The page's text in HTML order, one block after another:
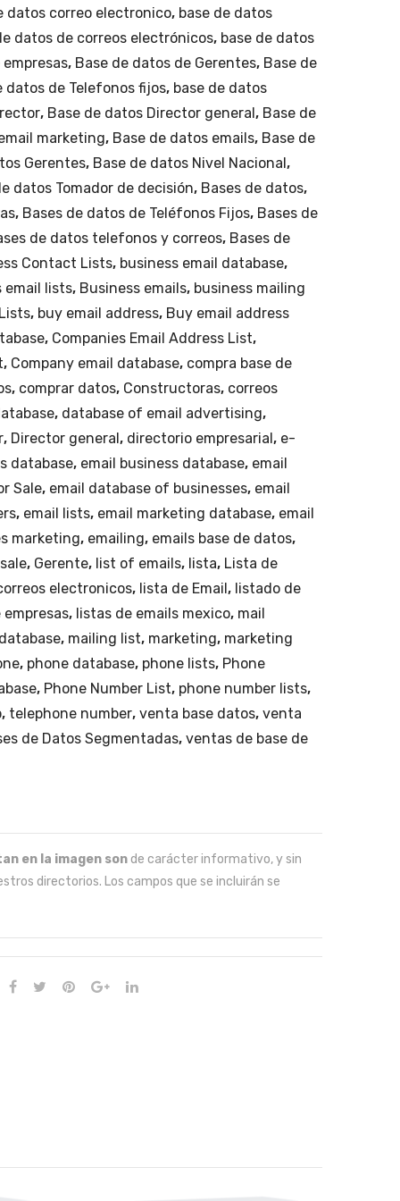
datos correo electronico, base de datos
datos de correos electrónicos, base de datos
, Base de datos de Gerentes, Base de
datos de Telefonos fijos, base de datos
, Base de datos Director general , Base de
marketing, Base de datos emails, Base de
Gerentes, Base de datos Nivel Nacional ,
datos Tomador de decisión, Bases de datos,
, Bases de datos de Teléfonos Fijos, Bases de
de datos telefonos y correos, Bases de
Contact Lists, business email database,
email lists, Business emails, business mailing
, buy email address, Buy email address
, Companies Email Address List,
, Company email database, compra base de
, comprar datos, Constructoras, correos
, database of email advertising,
, Director general , directorio empresarial , e-
database, email business database, email
Sale, email database of businesses, email
, email lists, email marketing database, email
marketing, emailing, emails base de datos,
, Gerente, list of emails, lista, Lista de
electronicos, lista de Email , listado de
empresas, listas de emails mexico, mail
, mailing list, marketing, marketing
, phone database, phone lists, Phone
, Phone Number List, phone number lists,
, telephone number, venta base datos, venta
de Datos Segmentadas, ventas de base de
en la imagen son de carácter informativo, y sin
directorios. Los campos que se incluirán se